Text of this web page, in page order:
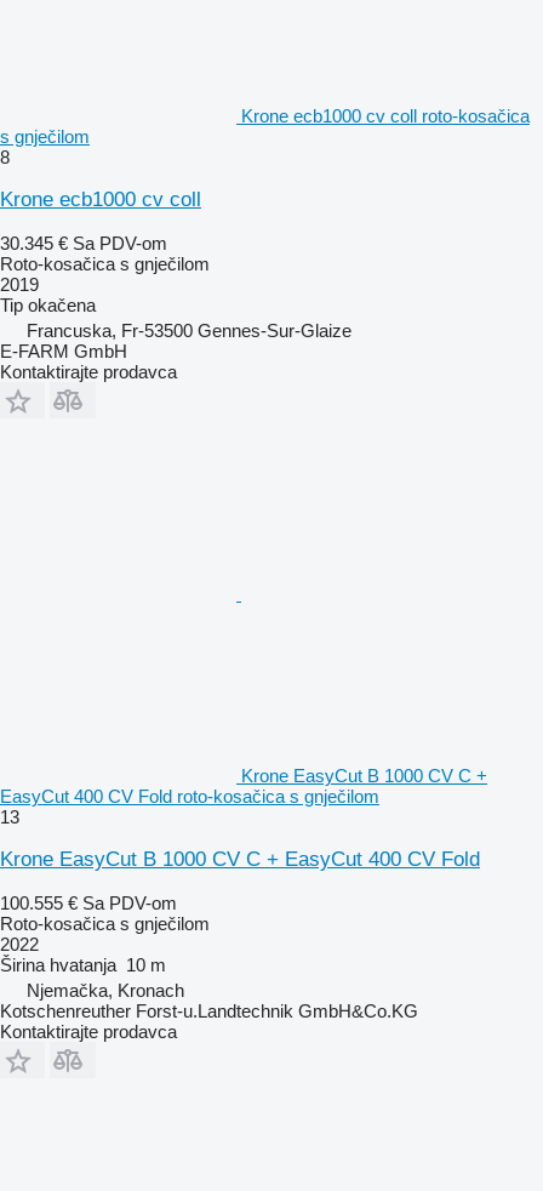
Krone ecb1000 cv coll roto-kosačica
s gnječilom
8
Krone ecb1000 cv coll
30.345 € Sa PDV-om
Roto-kosačica s gnječilom
2019
Tip okačena
Francuska, Fr-53500 Gennes-Sur-Glaize
E-FARM GmbH
Kontaktirajte prodavca
Krone EasyCut B 1000 CV C +
EasyCut 400 CV Fold roto-kosačica s gnječilom
13
Krone EasyCut B 1000 CV C + EasyCut 400 CV Fold
100.555 € Sa PDV-om
Roto-kosačica s gnječilom
2022
Širina hvatanja 10 m
Njemačka, Kronach
Kotschenreuther Forst-u.Landtechnik GmbH&Co.KG
Kontaktirajte prodavca